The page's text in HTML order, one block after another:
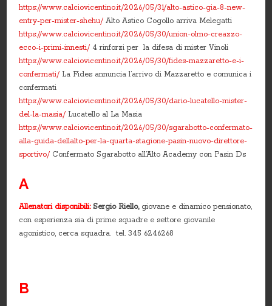
https://www.calciovicentino.it/2026/05/31/alto-astico-gia-8-new-
entry-per-mister-shehu/ Alto Astico Cogollo arriva Melegatti
https://www.calciovicentino.it/2026/05/30/union-olmo-creazzo-
ecco-i-primi-innesti/ 4 rinforzi per la difesa di mister Vinoli
https://www.calciovicentino.it/2026/05/30/fides-mazzaretto-e-i-
confermati/ La Fides annuncia l’arrivo di Mazzaretto e comunica i
confermati
https://www.calciovicentino.it/2026/05/30/dario-lucatello-mister-
del-la-masia/ Lucatello al La Masia
https://www.calciovicentino.it/2026/05/30/sgarabotto-confermato-
alla-guida-dellalto-per-la-quarta-stagione-pasin-nuovo-direttore-
sportivo/ Confermato Sgarabotto all’Alto Academy con Pasin Ds
A
Allenatori disponibili:Sergio Riello,giovane e dinamico pensionato,
con esperienza sia di prime squadre e settore giovanile
agonistico, cerca squadra. tel. 345 6246268
B